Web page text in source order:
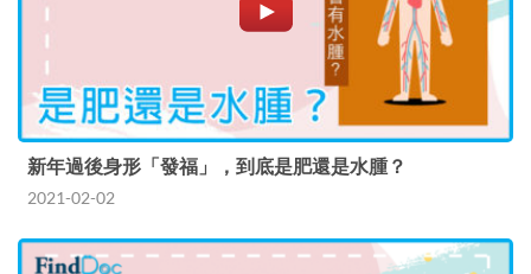
新年過後身形「發福」，到底是肥還是水腫？
2021-02-02